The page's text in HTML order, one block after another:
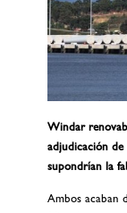
Windar
adjudicación
supondrían la
Ambos acaban